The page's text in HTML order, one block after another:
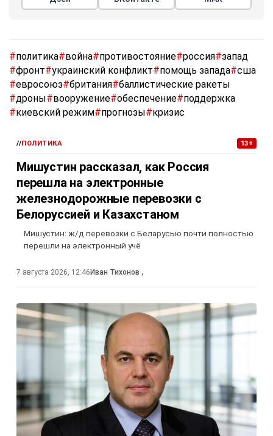
#политика#война#противостояние#россия#запад
#фронт#украинский конфликт#помощь запада#сша
#евросоюз#британия#баллистические ракеты
#дроны#вооружение#обеспечение#поддержка
#киевский режим#прогнозы#кризис
//ПОЛИТИКА 13+
Мишустин рассказал, как Россия
перешла на электронные
железнодорожные перевозки с
Белоруссией и Казахстаном
Мишустин: ж/д перевозки с Беларусью почти полностью
перешли на электронный учё
7 августа 2026, 12:46 Иван Тихонов ,